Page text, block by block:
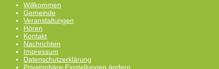
Willkommen
Gemeinde
Veranstaltungen
Hören
Kontakt
Nachrichten
Impressum
Datenschutzerklärung
Privatsphäre-Einstellungen ändern